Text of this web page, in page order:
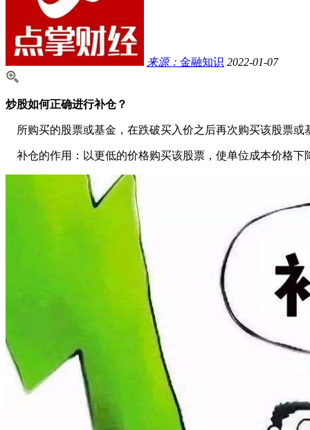
来源： 金融知识 2022-01-07
炒股如何正确进行补仓？
所购买的股票或基金，在跌破买入价之后再次购买该股票或
补仓的作用：以更低的价格购买该股票，使单位成本价格